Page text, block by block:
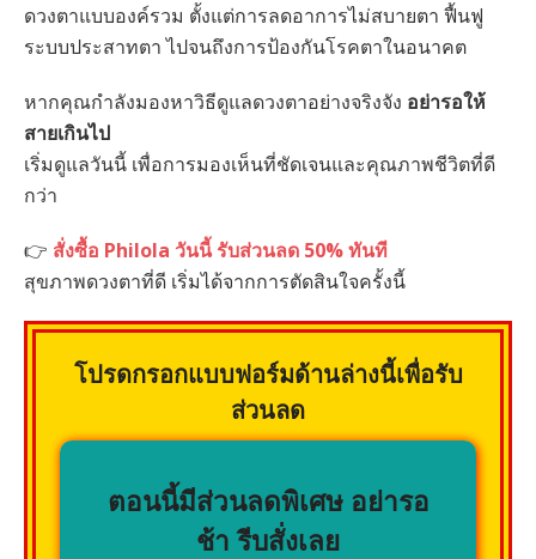
ดวงตาแบบองค์รวม ตั้งแต่การลดอาการไม่สบายตา ฟื้นฟู
ระบบประสาทตา ไปจนถึงการป้องกันโรคตาในอนาคต
หากคุณกำลังมองหาวิธีดูแลดวงตาอย่างจริงจัง อย่ารอให้
สายเกินไป
เริ่มดูแลวันนี้ เพื่อการมองเห็นที่ชัดเจนและคุณภาพชีวิตที่ดี
กว่า
👉 สั่งซื้อ Philola วันนี้ รับส่วนลด 50% ทันที
สุขภาพดวงตาที่ดี เริ่มได้จากการตัดสินใจครั้งนี้
โปรดกรอกแบบฟอร์มด้านล่างนี้เพื่อรับ
ส่วนลด
ตอนนี้มีส่วนลดพิเศษ อย่ารอ
ช้า รีบสั่งเลย